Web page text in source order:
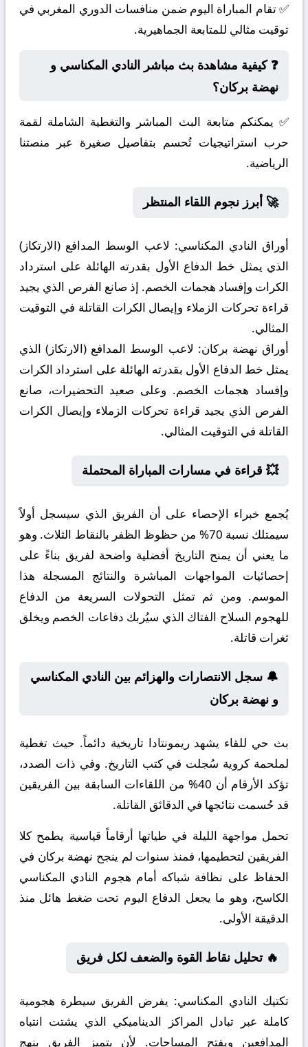
✅ تقام المباراة اليوم ضمن منافسات الدوري المغربي في
توقيت مثالي للمتابعة الجماهيرية.
❓ كيفية مشاهدة بث مباشر النادي المكناسي و
نهضة بركان؟
✅ يمكنكم متابعة البث المباشر والتغطية الشاملة لقمة
حرب استراتيجيات تُحسم بتفاصيل صغيرة عبر منصتنا
الرياضية.
🚀 أبرز نجوم اللقاء المنتظر
أوراق النادي المكناسي: لاعب الوسط المدافع (الارتكاز)
الذي يمثل خط الدفاع الأول بقدرته الهائلة على استرداد
الكرات وإفساد هجمات الخصم. إذ صانع الفرص الذي يجيد
قراءة تحركات الزملاء وإيصال الكرات القاتلة في التوقيت
المثالي.
أوراق نهضة بركان: لاعب الوسط المدافع (الارتكاز) الذي
يمثل خط الدفاع الأول بقدرته الهائلة على استرداد الكرات
وإفساد هجمات الخصم. وعلى صعيد التحضيرات، صانع
الفرص الذي يجيد قراءة تحركات الزملاء وإيصال الكرات
القاتلة في التوقيت المثالي.
💥 قراءة في مسارات المباراة المحتملة
يُجمع خبراء الإحصاء على أن الفريق الذي سيسجل أولاً
سيمتلك نسبة 70% من حظوظ الظفر بالنقاط الثلاث. وهو
ما يعني أن يمنح التاريخ أفضلية واضحة لفريق بناءً على
إحصائيات المواجهات المباشرة والنتائج المسجلة هذا
الموسم. ومن ثم تمثل التحولات السريعة من الدفاع
للهجوم السلاح الفتاك الذي سيُربك دفاعات الخصم ويخلق
ثغرات قاتلة.
🔔 سجل الانتصارات والهزائم بين النادي المكناسي
و نهضة بركان
بث حي للقاء يشهد ريمونتادا تاريخية دائماً. حيث تغطية
لملحمة كروية سُجلت في كتب التاريخ. وفي ذات الصدد،
تؤكد الأرقام أن 40% من اللقاءات السابقة بين الفريقين
قد حُسمت نتائجها في الدقائق القاتلة.
تحمل مواجهة الليلة في طياتها أرقاماً قياسية يطمح كلا
الفريقين لتحطيمها، فمنذ سنوات لم ينجح نهضة بركان في
الحفاظ على نظافة شباكه أمام هجوم النادي المكناسي
الكاسح، وهو ما يجعل الدفاع اليوم تحت ضغط هائل منذ
الدقيقة الأولى.
🔥 تحليل نقاط القوة والضعف لكل فريق
تكتيك النادي المكناسي: يفرض الفريق سيطرة هجومية
كاملة عبر تبادل المراكز الديناميكي الذي يشتت انتباه
المدافعين ويفتح المساحات. لأن يتميز الفريق بنهج